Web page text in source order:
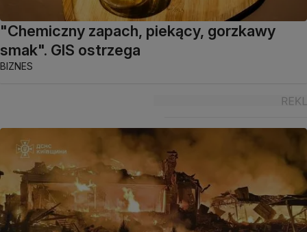
"Chemiczny zapach, piekący, gorzkawy
smak". GIS ostrzega
BIZNES